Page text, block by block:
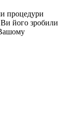
процедури
його зробили